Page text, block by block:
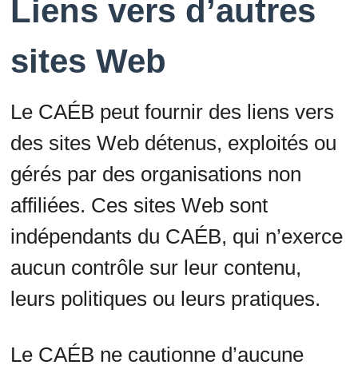
Liens vers d’autres
sites Web
Le CAÉB peut fournir des liens vers
des sites Web détenus, exploités ou
gérés par des organisations non
affiliées. Ces sites Web sont
indépendants du CAÉB, qui n’exerce
aucun contrôle sur leur contenu,
leurs politiques ou leurs pratiques.
Le CAÉB ne cautionne d’aucune